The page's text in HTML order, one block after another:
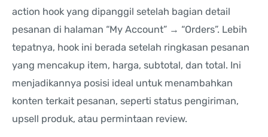
action hook yang dipanggil setelah bagian detail
pesanan di halaman “My Account” → “Orders”. Lebih
tepatnya, hook ini berada setelah ringkasan pesanan
yang mencakup item, harga, subtotal, dan total. Ini
menjadikannya posisi ideal untuk menambahkan
konten terkait pesanan, seperti status pengiriman,
upsell produk, atau permintaan review.